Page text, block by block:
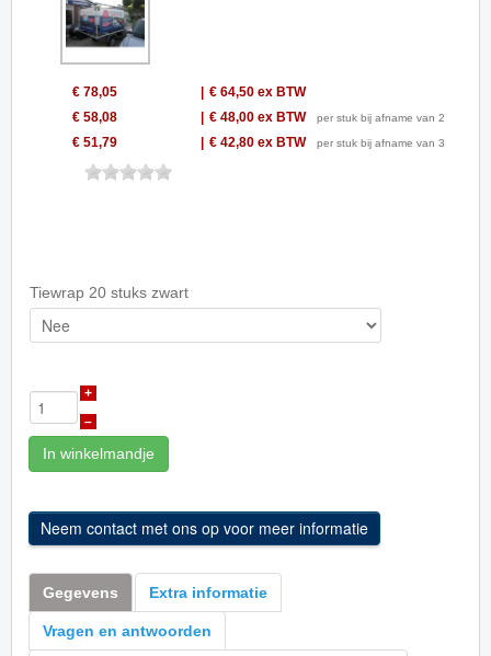
€ 78,05 € 64,50 ex BTW
€ 58,08
€ 48,00 ex BTW per stuk bij afname van 2
€ 51,79 € 42,80 ex BTW per stuk bij afname van 3
Tiewrap 20 stuks zwart
+
–
In winkelmandje
Gegevens Extra informatie
Vragen en antwoorden